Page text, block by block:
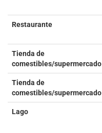
Restaurante
Tienda de
comestibles/supermercado
Tienda de
comestibles/supermercado
Lago